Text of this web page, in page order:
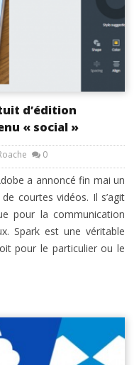
d’édition
« social »
0
a annoncé fin mai un
courtes vidéos. Il s’agit
pour la communication
Spark est une véritable
pour le particulier ou le